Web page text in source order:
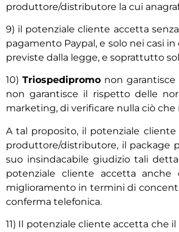
produttore/distributore la cui
9) il potenziale cliente accetta
pagamento Paypal, e solo nei casi
previste dalla legge, e soprattutto
10) Triospedipromo non
non garantisce il rispetto delle
marketing, di verificare nulla ciò
A tal proposito, il potenziale
produttore/distributore, il package
suo insindacabile giudizio tali
potenziale cliente accetta
miglioramento in termini di
conferma telefonica.
11) Il potenziale cliente accetta che